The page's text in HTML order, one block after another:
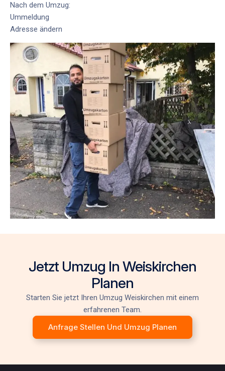
Nach dem Umzug:
Ummeldung
Adresse ändern
Jetzt Umzug In Weiskirchen
Planen
Starten Sie jetzt Ihren Umzug Weiskirchen mit einem
erfahrenen Team.
Anfrage Stellen Und Umzug Planen